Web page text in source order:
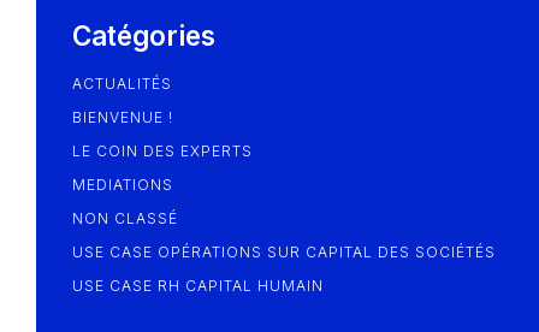
Catégories
ACTUALITÉS
BIENVENUE !
LE COIN DES EXPERTS
MEDIATIONS
NON CLASSÉ
USE CASE OPÉRATIONS SUR CAPITAL DES SOCIÉTÉS
USE CASE RH CAPITAL HUMAIN